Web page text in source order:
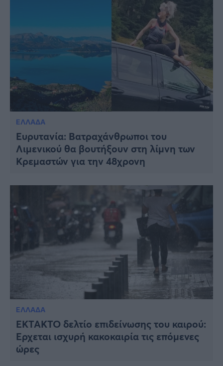
ΕΛΛΑΔΑ
Ευρυτανία: Βατραχάνθρωποι του
Λιμενικού θα βουτήξουν στη λίμνη των
Κρεμαστών για την 48χρονη
ΕΛΛΑΔΑ
EKTAKTO δελτίο επιδείνωσης του καιρού:
Έρχεται ισχυρή κακοκαιρία τις επόμενες
ώρες